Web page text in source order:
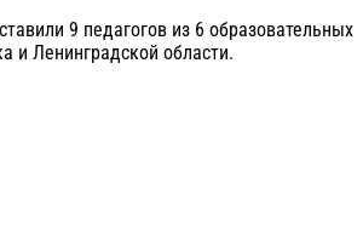
9 педагогов из 6 образовательных
и Ленинградской области.